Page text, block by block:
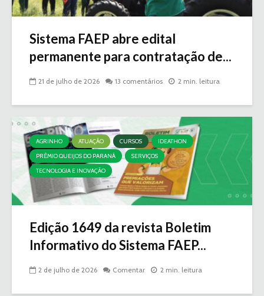
Sistema FAEP abre edital
permanente para contratação de...
21 de julho de 2026 13 comentários 2 min. leitura
AGRINHO ATUAÇÃO CURSOS
IDEATHON
PRÊMIO QUEIJOS DO PARANÁ
SERVIÇOS
TECNOLOGIA E INOVAÇÃO
Edição 1649 da revista Boletim
Informativo do Sistema FAEP...
2 de julho de 2026 Comentar 2 min. leitura